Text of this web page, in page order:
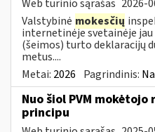
Web turinio sąrašas 2026-
Valstybinė mokesčių
internetinėje svetainėje
(šeimos) turto deklaracijų
metus....
Metai: 2026 Pagrindinis:
Nuo šiol PVM
principu